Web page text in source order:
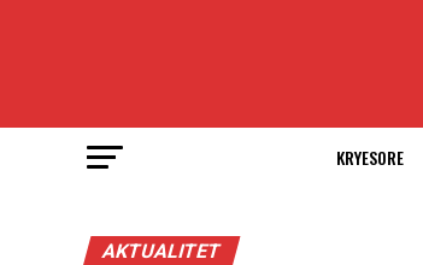
KRYESORE
AKTUALITET